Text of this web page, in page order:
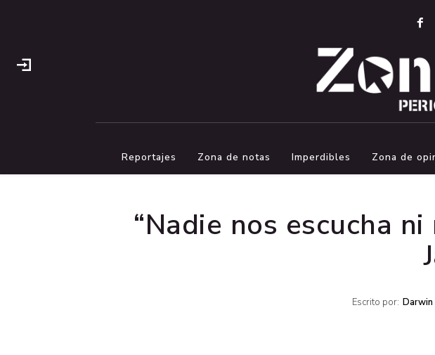
Reportajes Zona de notas Imperdibles Zona de
“Nadie nos escucha
Escrito por: Darwin